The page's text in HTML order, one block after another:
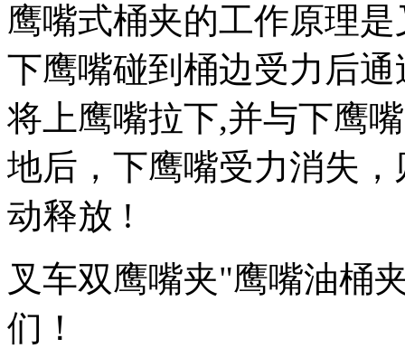
鹰嘴式桶夹的工作原理
下鹰嘴碰到桶边受力后
将上鹰嘴拉下,并与下鹰
地后，下鹰嘴受力消失
动释放 !
叉车双鹰嘴夹"鹰嘴油桶
们！